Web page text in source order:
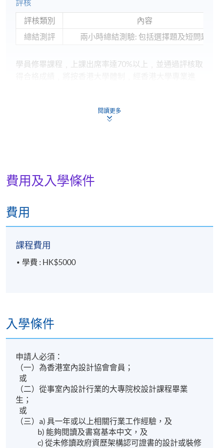
評核
評核類別
內容
總結測評
兩小時總結測驗: 包括選擇題及短問題
學員修畢課程﹐上課出席率達70%以上﹐並通過評核取
逢周二、周四，7:00pm - 10:00pm
地點
閱讀更多
費用及入學條件
費用
課程費用
學費 : HK$5000
入學條件
申請人必須：
（一）為香港室內設計協會會員；
或
（二）從事室內設計行業的大專院校設計課程畢業
生；
或
（三）a) 具一年或以上相關行業工作經驗，及
b) 能夠閱讀及書寫基本中文，及
c) 從未修讀政府資歷架構認可證書的設計或裝修